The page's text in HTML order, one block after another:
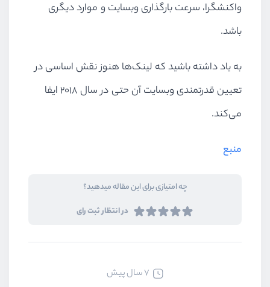
واکنشگرا، سرعت بارگذاری وبسایت و موارد دیگری
باشد.
به یاد داشته باشید که لینک‌ها هنوز نقش اساسی در
تعیین قدرتمندی وبسایت آن حتی در سال ۲۰۱۸ ایفا
می‌کند.
منبع
چه امتیازی برای این مقاله میدهید؟
در انتظار ثبت رای
7 سال پیش